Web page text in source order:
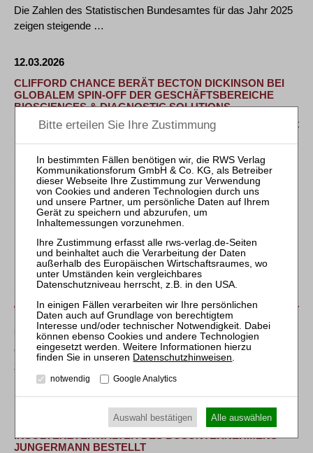
Die Zahlen des Statistischen Bundesamtes für das Jahr 2025
zeigen steigende …
12.03.2026
CLIFFORD CHANCE BERÄT BECTON DICKINSON BEI
GLOBALEM SPIN-OFF DER GESCHÄFTSBEREICHE
BIOSCIENCES & DIAGNOSTIC SOLUTIONS
11. März 2026 - Die globale Anwaltskanzlei Clifford Chance hat
11.03.2026
INVESTORENPROZESS DURCH DEN VORLÄUFIGEN
INSOLVENZVERWALTER PROF. DR. KLAUS PANNEN
ERFOLGREICH VORANGESCHRITTEN
Unmittelbar nach Anordnung des vorläufigen
Insolvenzverfahrens über das Vermögen des Musikschule …
10.03.2026
WERBEARTIKELHERSTELLER SENATOR GMBH STELLT
INSOLVENZANTRAG – GESCHÄFTSBETRIEB LÄUFT
UNVERÄNDERT WEITER
Groß-Bieberau, 09.03.2026 Die SENATOR GmbH hat beim
zuständigen Amtsgericht Darmstadt Antrag auf …
PROFESSOR DR. JAN ROTH ZUM VORLÄUFIGEN
INSOLVENZVERWALTER DES BUSUNTERNEHMENS
JUNGERMANN BESTELLT
Datenschutzhinweisen
notwendig Google Analytics
Auswahl bestätigen Alle auswählen